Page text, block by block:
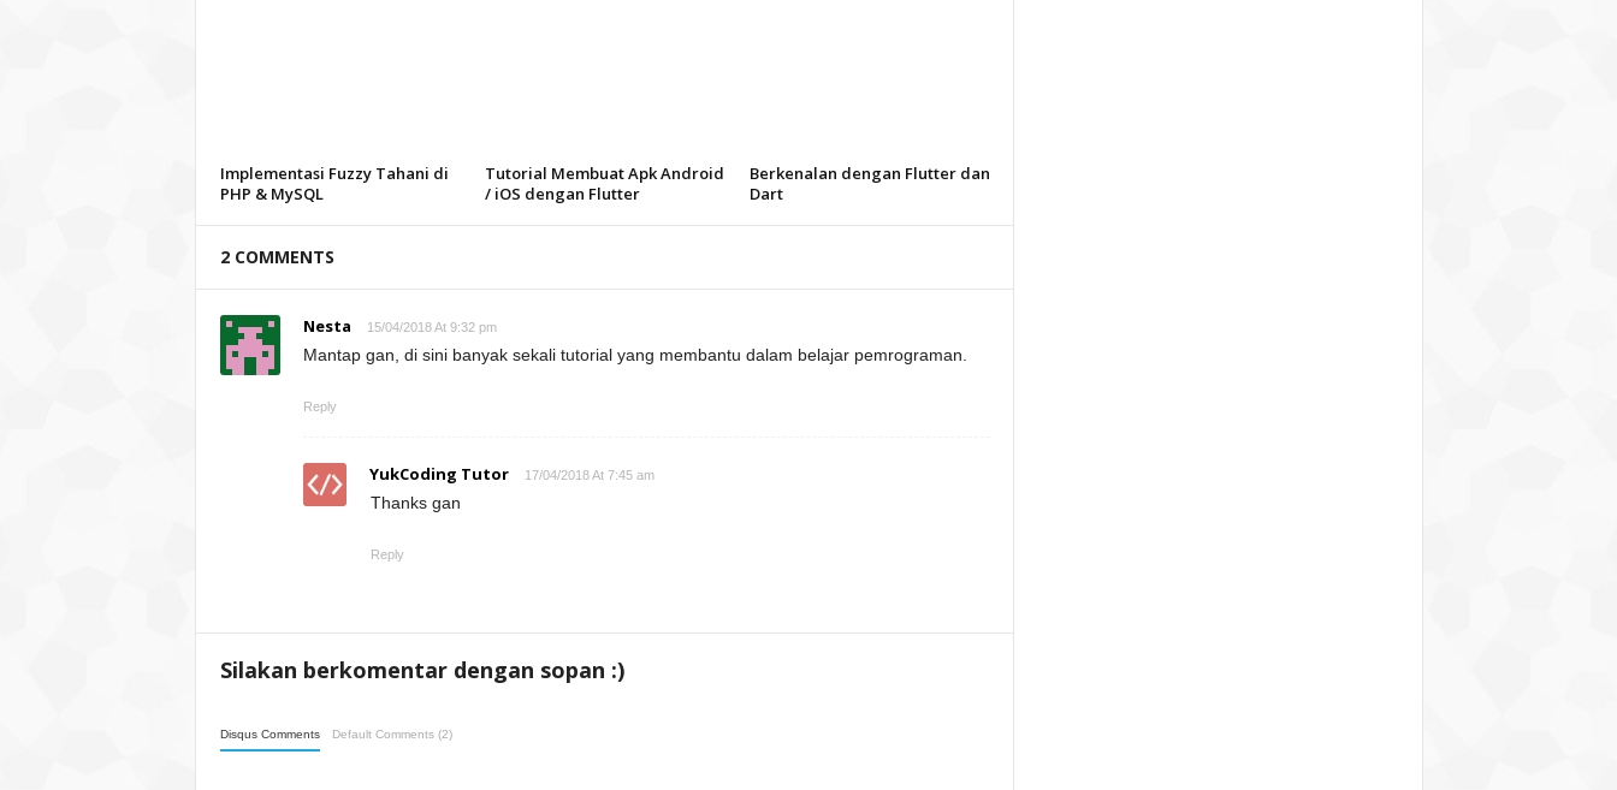
Implementasi Fuzzy Tahani di
PHP & MySQL
Tutorial Membuat Apk Android
/ iOS dengan Flutter
Berkenalan dengan Flutter dan
Dart
2 COMMENTS
Nesta 15/04/2018 At 9:32 pm
Mantap gan, di sini banyak sekali tutorial yang membantu dalam belajar pemrograman.
Reply
YukCoding Tutor 17/04/2018 At 7:45 am
Thanks gan
Reply
Silakan berkomentar dengan sopan :)
Disqus Comments Default Comments (2)